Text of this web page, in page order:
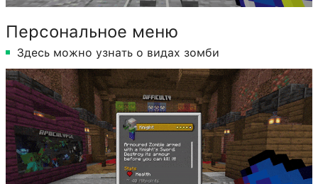
Персональное меню
Здесь можно узнать о видах зомби